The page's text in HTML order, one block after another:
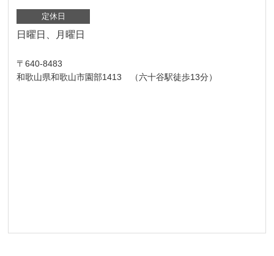
定休日
日曜日、月曜日
〒640-8483
和歌山県和歌山市園部1413 （六十谷駅徒歩13分）